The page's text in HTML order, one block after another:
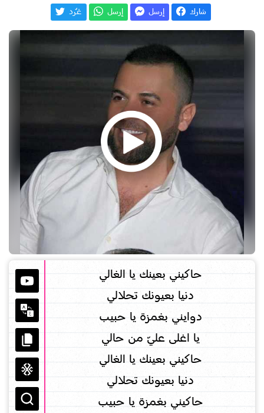
شارك إرسل إرسل غـّرد
حاكيني بعينك يا الغالي
دنيا بعيونك تحلالي
دوايني بغمزة يا حبيب
يا اغلى عليّ من حالي
حاكيني بعينك يا الغالي
دنيا بعيونك تحلالي
حاكيني بغمزة يا حبيب